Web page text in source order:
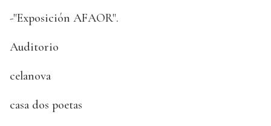
-"Exposición AFAOR".
Auditorio
celanova
casa dos poetas